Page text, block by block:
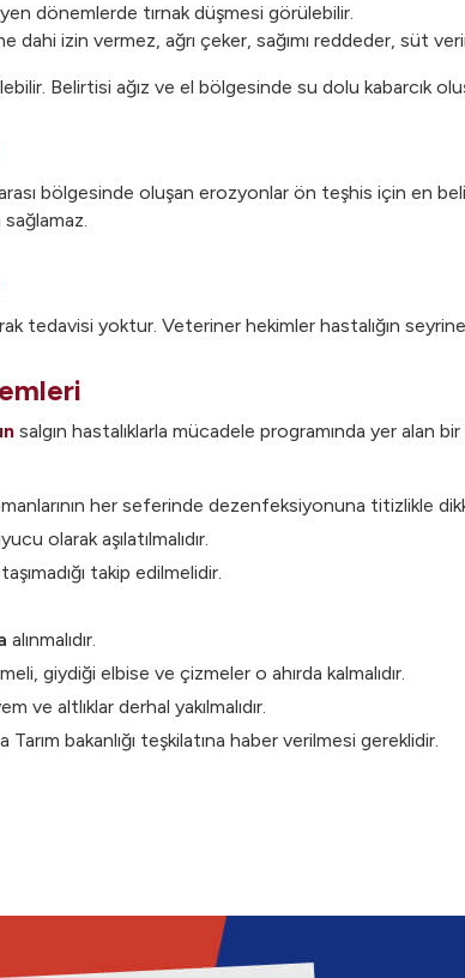
dönemlerde tırnak düşmesi görülebilir.
dahi izin vermez, ağrı çeker, sağımı reddeder, süt
Belirtisi ağız ve el bölgesinde su dolu kabarcık
bölgesinde oluşan erozyonlar ön teşhis için en
tedavisi yoktur. Veteriner hekimler hastalığın
salgın hastalıklarla mücadele programında yer alan
her seferinde dezenfeksiyonuna titizlikle
olarak aşılatılmalıdır.
takip edilmelidir.
alınmalıdır.
giydiği elbise ve çizmeler o ahırda kalmalıdır.
ve altlıklar derhal yakılmalıdır.
bakanlığı teşkilatına haber verilmesi gereklidir.